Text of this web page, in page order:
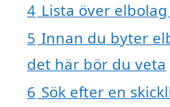
4 Lista över
5 Innan du byter
det här bör du veta
6 Sök efter en